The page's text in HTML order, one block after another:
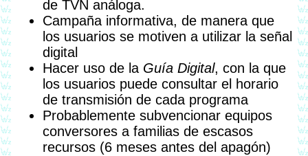
de TVN análoga.
Campaña informativa, de manera que
los usuarios se motiven a utilizar la señal
digital
Hacer uso de la Guía Digital, con la que
los usuarios puede consultar el horario
de transmisión de cada programa
Probablemente subvencionar equipos
conversores a familias de escasos
recursos (6 meses antes del apagón)